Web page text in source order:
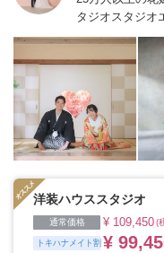
タジオスタジオ
を添える“最高
ていただきます。
洋装ハウススタジオ
通常価格 ¥ 109,450(
トキハナメイト割 ¥